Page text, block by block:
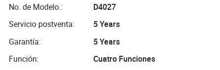
No. de Modelo.:
D4027
Servicio postventa:
5 Years
Garantía:
5 Years
Función:
Cuatro Funciones